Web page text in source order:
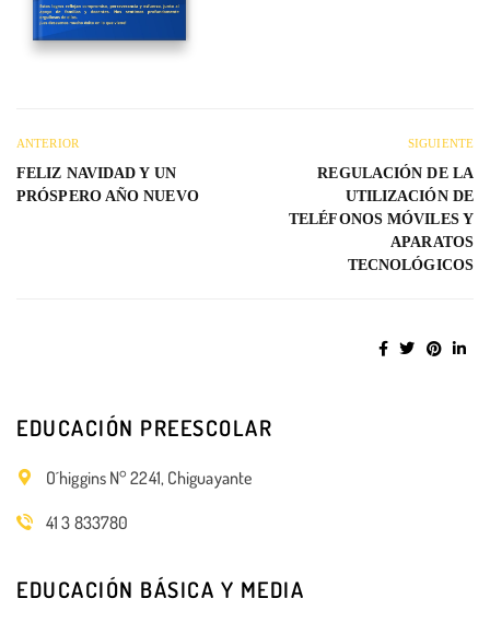
ANTERIOR
FELIZ NAVIDAD Y UN
PRÓSPERO AÑO NUEVO
SIGUIENTE
REGULACIÓN DE LA
UTILIZACIÓN DE
TELÉFONOS MÓVILES Y
APARATOS
TECNOLÓGICOS
EDUCACIÓN PREESCOLAR
O´higgins N° 2241, Chiguayante
41 3 833780
EDUCACIÓN BÁSICA Y MEDIA